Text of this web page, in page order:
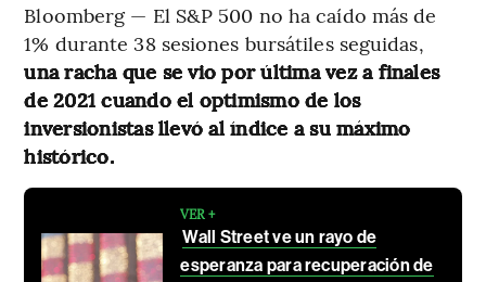
Bloomberg — El S&P 500 no ha caído más de
1% durante 38 sesiones bursátiles seguidas,
una racha que se vio por última vez a finales
de 2021 cuando el optimismo de los
inversionistas llevó al índice a su máximo
histórico.
VER +
Wall Street ve un rayo de
esperanza para recuperación de